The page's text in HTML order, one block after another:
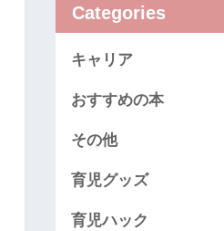
Categories
キャリア
おすすめの本
その他
育児グッズ
育児ハック